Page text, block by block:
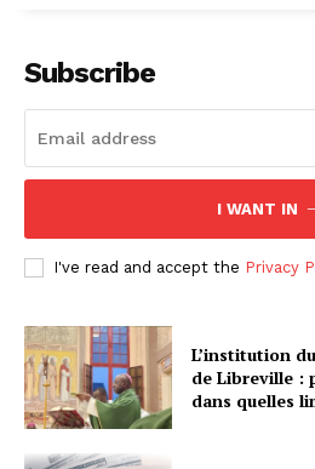
Subscribe
I WANT IN
I've read and accept the Privacy
L’institution
de Libreville :
dans quelles